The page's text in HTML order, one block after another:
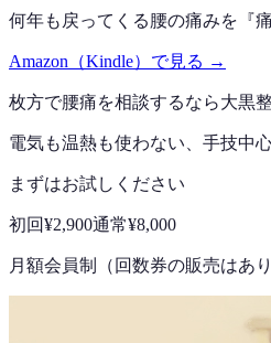
何年も戻ってくる腰の痛みを『
Amazon（Kindle）で見る →
枚方で腰痛を相談するなら大黒
電気も温熱も使わない、手技中
まずはお試しください
初回¥2,900通常¥8,000
月額会員制（回数券の販売はあり